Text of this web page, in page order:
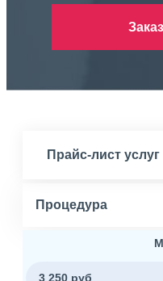
Прайс-лист
Процедура
3 250 руб